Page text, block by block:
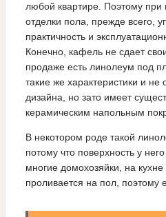
любой квартире. Поэтому
отделки пола, прежде всего,
практичность и
Конечно, кафель не сдает
продаже есть линолеум под
такие же характеристики и не
дизайна, но зато имеет
керамическим напольным
В некотором роде такой
потому что поверхность у
многие домохозяйки, на кухне
проливается на пол, поэтому